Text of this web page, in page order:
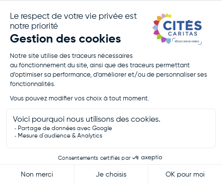
Notre
Association
Activités
Agir Avec
Nous
Rejoignez-
Je Fais Un
Don
Presse
D’activité
Politique De
Mentions
Contactez-nous
!
Cités Caritas - Tous droits réservés - 2026